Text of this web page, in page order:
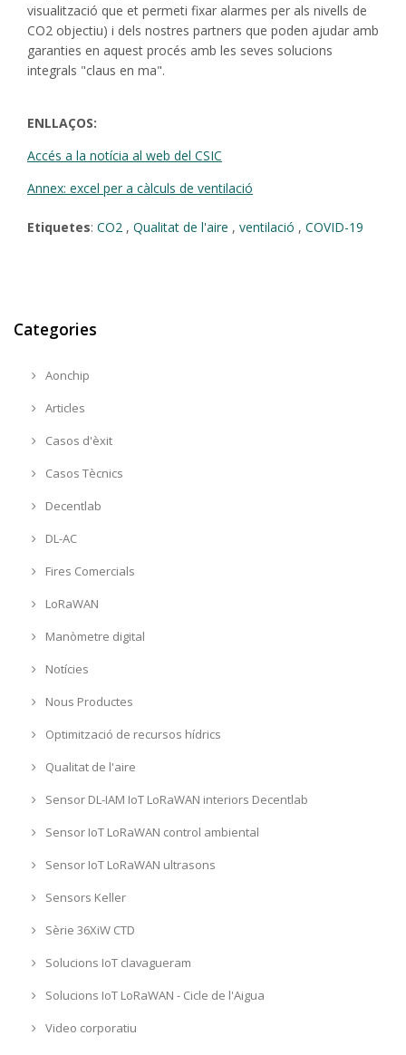
visualització que et permeti fixar alarmes per als nivells de
CO2 objectiu) i dels nostres partners que poden ajudar amb
garanties en aquest procés amb les seves solucions
integrals "claus en ma".
ENLLAÇOS:
Accés a la notícia al web del CSIC
Annex: excel per a càlculs de ventilació
Etiquetes: CO2 , Qualitat de l'aire , ventilació , COVID-19
Categories
Aonchip
Articles
Casos d'èxit
Casos Tècnics
Decentlab
DL-AC
Fires Comercials
LoRaWAN
Manòmetre digital
Notícies
Nous Productes
Optimització de recursos hídrics
Qualitat de l'aire
Sensor DL-IAM IoT LoRaWAN interiors Decentlab
Sensor IoT LoRaWAN control ambiental
Sensor IoT LoRaWAN ultrasons
Sensors Keller
Sèrie 36XiW CTD
Solucions IoT clavagueram
Solucions IoT LoRaWAN - Cicle de l'Aigua
Video corporatiu